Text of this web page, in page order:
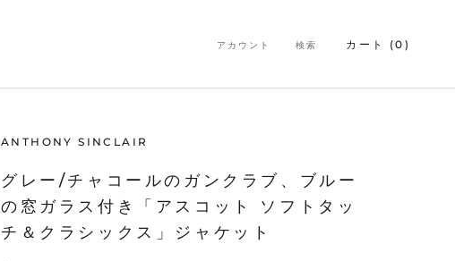
アカウント 検索 カート (0 )
ANTHONY SINCLAIR
グレー/チャコールのガンクラブ、ブルー
の窓ガラス付き「アスコット ソフトタッ
チ＆クラシックス」ジャケット